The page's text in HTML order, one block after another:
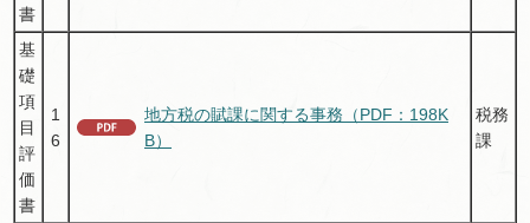
書
基
礎
項
目
評
価
書
1
6
地方税の賦課に関する事務（PDF：198K
B）
税務
課